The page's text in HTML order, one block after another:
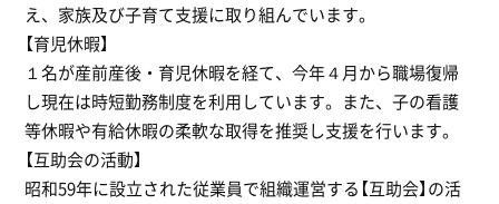
え、家族及び子育て支援に取り組んでいます。
【育児休暇】
１名が産前産後・育児休暇を経て、今年４月から職場復帰
し現在は時短勤務制度を利用しています。また、子の看護
等休暇や有給休暇の柔軟な取得を推奨し支援を行います。
【互助会の活動】
昭和59年に設立された従業員で組織運営する【互助会】の活